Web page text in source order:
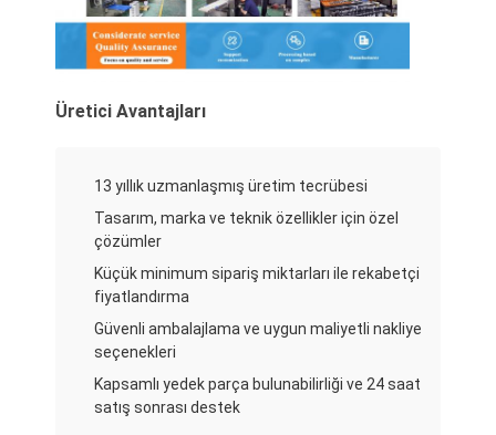
Kombinasyonlu Fırın
Ticari Teşhir Dondurucu
Tezgah Tipi Derin Dondurucu
Şok soğutucu
Buz yapıcı
Fırıncılık vitrin dolabı
Üretici Avantajları
13 yıllık uzmanlaşmış üretim tecrübesi
Tasarım, marka ve teknik özellikler için özel
çözümler
Küçük minimum sipariş miktarları ile rekabetçi
fiyatlandırma
Güvenli ambalajlama ve uygun maliyetli nakliye
seçenekleri
Kapsamlı yedek parça bulunabilirliği ve 24 saat
satış sonrası destek